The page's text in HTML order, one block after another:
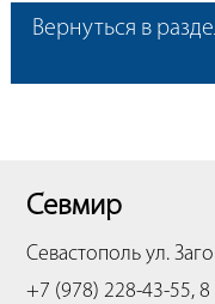
Вернуться в
Севмир
Севастополь ул.
+7 (978) 228-43-55,